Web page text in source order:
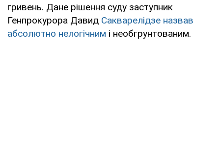
гривень. Дане рішення суду заступник
Генпрокурора Давид Сакварелідзе назвав
абсолютно нелогічним і необгрунтованим.